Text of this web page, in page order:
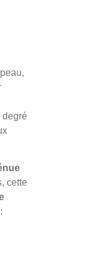
degré
cette